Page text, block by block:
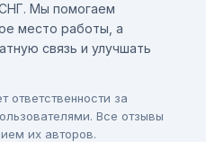
Мы помогаем
место работы, а
связь и улучшать
ответственности за
Все отзывы
их авторов.